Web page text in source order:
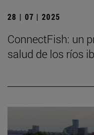
28 | 07 | 2025
ConnectFish: un
salud de los ríos